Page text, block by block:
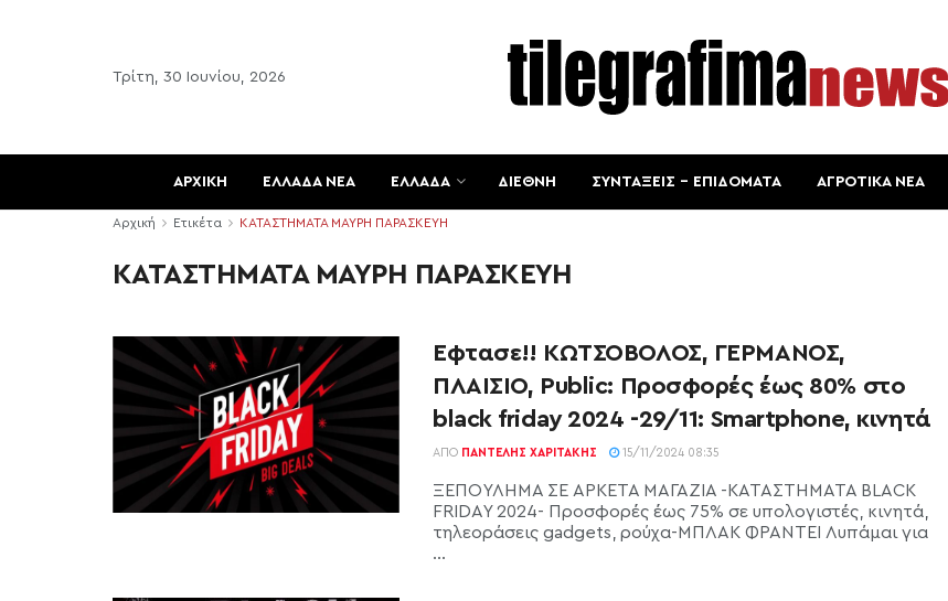
Τρίτη, 30 Ιουνίου, 2026
ΑΡΧΙΚΗ ΕΛΛΑΔΑ ΝΕΑ ΕΛΛΑΔΑ ΔΙΕΘΝΗ ΣΥΝΤΑΞΕΙΣ – ΕΠΙΔΟΜΑΤΑ ΑΓΡΟΤΙΚΑ ΝΕΑ
Αρχική Ετικέτα ΚΑΤΑΣΤΗΜΑΤΑ ΜΑΥΡΗ ΠΑΡΑΣΚΕΥΗ
ΚΑΤΑΣΤΗΜΑΤΑ ΜΑΥΡΗ ΠΑΡΑΣΚΕΥΗ
Εφτασε!! ΚΩΤΣΟΒΟΛΟΣ, ΓΕΡΜΑΝΟΣ,
ΠΛΑΙΣΙΟ, Public: Προσφορές έως 80% στο
black friday 2024 -29/11: Smartphone, κινητά
ΑΠΌ ΠΑΝΤΕΛΉΣ ΧΑΡΙΤΆΚΗΣ 15/11/2024 08:35
ΞΕΠΟΥΛΗΜΑ ΣΕ ΑΡΚΕΤΑ ΜΑΓΑΖΙΑ -ΚΑΤΑΣΤΗΜΑΤΑ BLACK
FRIDAY 2024- Προσφορές έως 75% σε υπολογιστές, κινητά,
τηλεοράσεις gadgets, ρούχα-ΜΠΛΑΚ ΦΡΑΝΤΕΙ Λυπάμαι για
...